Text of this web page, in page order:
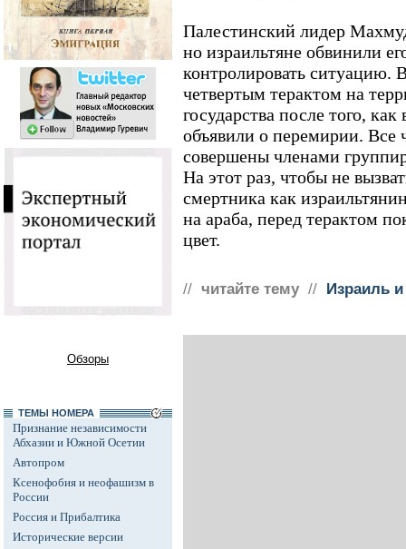
Обзоры
ТЕМЫ НОМЕРА
Признание независимости
Абхазии и Южной Осетии
Автопром
Ксенофобия и неофашизм в
России
Россия и Прибалтика
Исторические версии
Палестинский лидер
но израильтяне обвинили
контролировать ситуацию.
четвертым терактом на
государства после того,
объявили о перемирии. Все
совершены членами
На этот раз, чтобы не
смертника как
на араба, перед терактом
цвет.
// читайте тему // Израиль